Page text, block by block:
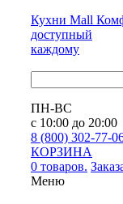
Кухни Mall
доступный
каждому
ПН-ВС
с 10:00 до 20:00
8 (800) 302-77-
КОРЗИНА
0 товаров.
Меню